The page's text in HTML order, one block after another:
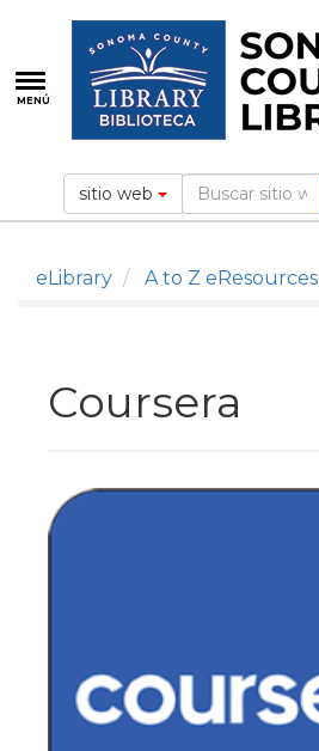
contenido
principal
MENÚ
sitio web
eLibrary A to Z eResources
Coursera